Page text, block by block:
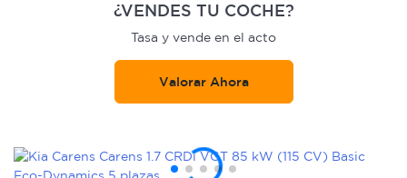
¿VENDES TU COCHE?
Tasa y vende en el acto
Valorar Ahora